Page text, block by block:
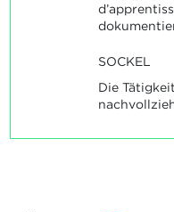
SOCKEL
Die